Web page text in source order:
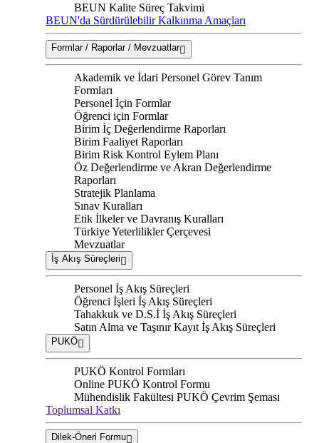
BEUN Kalite Süreç Takvimi
BEUN'da Sürdürülebilir Kalkınma Amaçları
Formlar / Raporlar / Mevzuatlar
Akademik ve İdari Personel Görev Tanım
Formları
Personel İçin Formlar
Öğrenci için Formlar
Birim İç Değerlendirme Raporları
Birim Faaliyet Raporları
Birim Risk Kontrol Eylem Planı
Öz Değerlendirme ve Akran Değerlendirme
Raporları
Stratejik Planlama
Sınav Kuralları
Etik İlkeler ve Davranış Kuralları
Türkiye Yeterlilikler Çerçevesi
Mevzuatlar
İş Akış Süreçleri
Personel İş Akış Süreçleri
Öğrenci İşleri İş Akış Süreçleri
Tahakkuk ve D.S.İ İş Akış Süreçleri
Satın Alma ve Taşınır Kayıt İş Akış Süreçleri
PUKÖ
PUKÖ Kontrol Formları
Online PUKÖ Kontrol Formu
Mühendislik Fakültesi PUKÖ Çevrim Şeması
Toplumsal Katkı
Dilek-Öneri Formu